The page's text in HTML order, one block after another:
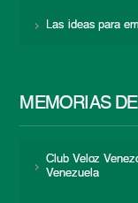
Las ideas para
MEMORIAS
Club Veloz
Venezuela